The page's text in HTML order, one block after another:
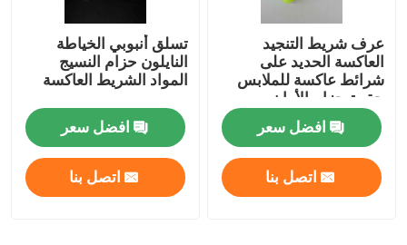
عرف شريط التنجيد
العاكسة الحديد على
شرائط عاكسة للملابس
حقيبة حزام الأمان
افضل سعر
اتصل بنا
تسلق أنبوبي الخياطة
النايلون حزام النسيج
المواد الشريط العاكسة
افضل سعر
اتصل بنا